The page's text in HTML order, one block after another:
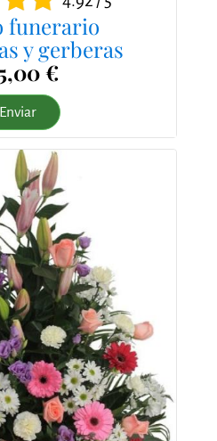
funerario
y gerberas
€
Enviar